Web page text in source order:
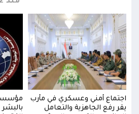
اجتماع أمني وعسكري في مأرب
يقر رفع الجاهزية والتعامل
مؤسسة